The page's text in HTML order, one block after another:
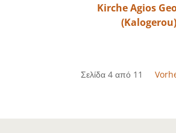
Kirche Agios
(Kalogerou)
Σελίδα 4 από 11